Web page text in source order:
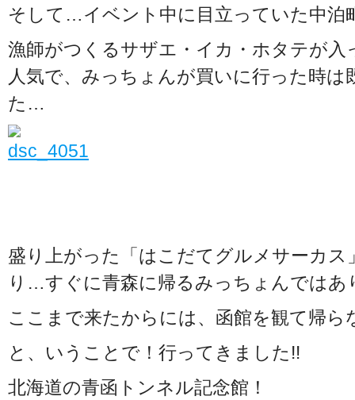
そして…イベント中に目立っていた中泊
漁師がつくるサザエ・イカ・ホタテが入
人気で、みっちょんが買いに行った時は
た…
盛り上がった「はこだてグルメサーカ
り…すぐに青森に帰るみっちょんではあ
ここまで来たからには、函館を観て帰
と、いうことで！行ってきました!!
北海道の青函トンネル記念館！